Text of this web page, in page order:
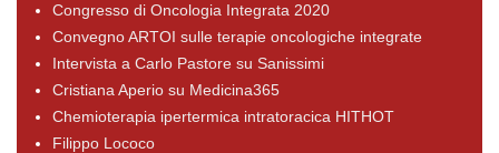
Congresso di Oncologia Integrata 2020
Convegno ARTOI sulle terapie oncologiche integrate
Intervista a Carlo Pastore su Sanissimi
Cristiana Aperio su Medicina365
Chemioterapia ipertermica intratoracica HITHOT
Filippo Lococo